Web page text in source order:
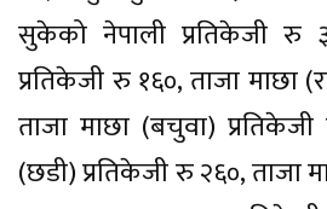
सुकेको नेपाली प्रतिकेजी रु
प्रतिकेजी रु १६०, ताजा माछा
ताजा माछा (बचुवा)
(छडी) प्रतिकेजी रु २६०, ताजा